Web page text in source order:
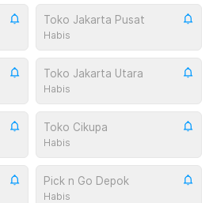
Toko Jakarta Pusat
Habis
Toko Jakarta Utara
Habis
Toko Cikupa
Habis
Pick n Go Depok
Habis